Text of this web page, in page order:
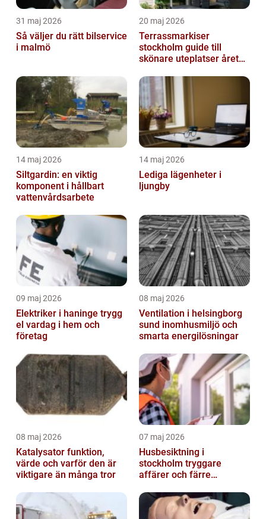
31 maj 2026
Så väljer du rätt bilservice
i malmö
20 maj 2026
Terrassmarkiser
stockholm guide till
skönare uteplatser året
14 maj 2026
Siltgardin: en viktig
komponent i hållbart
vattenvårdsarbete
14 maj 2026
Lediga lägenheter i
ljungby
09 maj 2026
Elektriker i haninge trygg
el vardag i hem och
företag
08 maj 2026
Ventilation i helsingborg
sund inomhusmiljö och
smarta energilösningar
08 maj 2026
Katalysator funktion,
värde och varför den är
viktigare än många tror
07 maj 2026
Husbesiktning i
stockholm tryggare
affärer och färre